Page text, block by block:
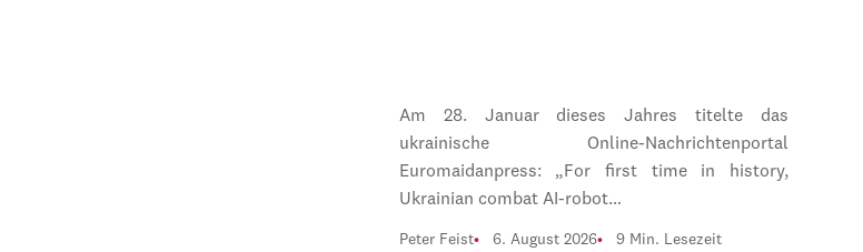
Am 28. Januar dieses Jahres titelte das
ukrainische Online-Nachrichtenportal
Euromaidanpress: „For first time in history,
Ukrainian combat AI-robot…
Peter Feist 6. August 2026 9 Min. Lesezeit